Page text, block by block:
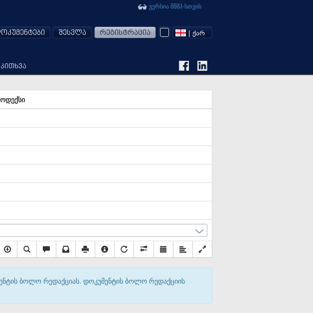
ვერსია შშმპ-სთვის
შესვლა რეგისტრაცია | ᲥᲐᲠ
ბოლო რედაქციას. დოკუმენტის ბოლო რედაქციის